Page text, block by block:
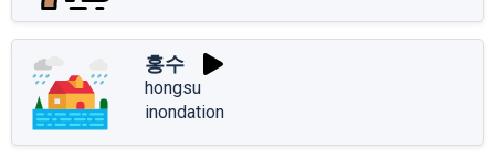
홍수
hongsu
inondation